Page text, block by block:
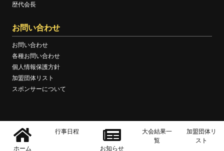
ホーム
行事日程
お知らせ
大会結果一
覧
加盟団体リ
スト
歴代会長
お問い合わせ
お問い合わせ
各種お問い合わせ
個人情報保護方針
加盟団体リスト
スポンサーについて